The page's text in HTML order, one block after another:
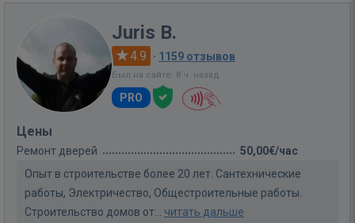
Juris B.
4.9 · 1159 отзывов
Был на сайте: 8 ч. назад
PRO
Цены
Ремонт дверей
50,00€/час
Опыт в строительстве более 20 лет. Сантехнические
работы, Электричество, Общестроительные работы.
Строительство домов от... читать дальше